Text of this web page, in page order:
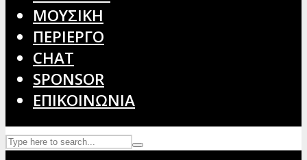
ΜΟΥΣΙΚΗ
ΠΕΡΙΕΡΓΟ
CHAT
SPONSOR
ΕΠΙΚΟΙΝΩΝΙΑ